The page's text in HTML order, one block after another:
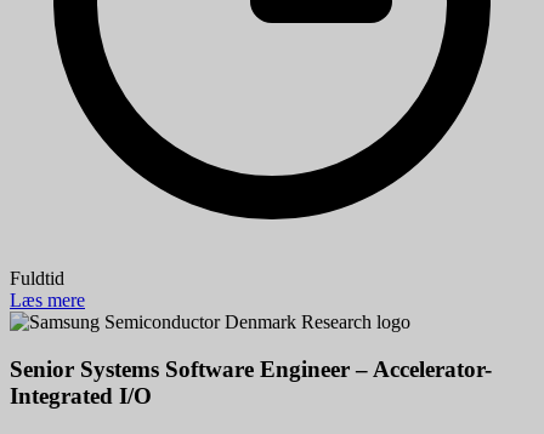
Fuldtid
Læs mere
Senior Systems Software Engineer – Accelerator-
Integrated I/O